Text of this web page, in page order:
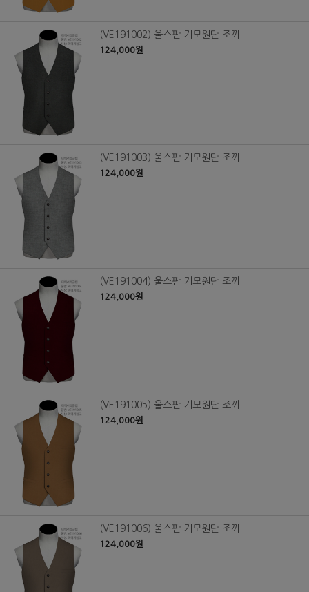
(VE191002) 울스판 기모원단 조끼
124,000원
(VE191003) 울스판 기모원단 조끼
124,000원
(VE191004) 울스판 기모원단 조끼
124,000원
(VE191005) 울스판 기모원단 조끼
124,000원
(VE191006) 울스판 기모원단 조끼
124,000원